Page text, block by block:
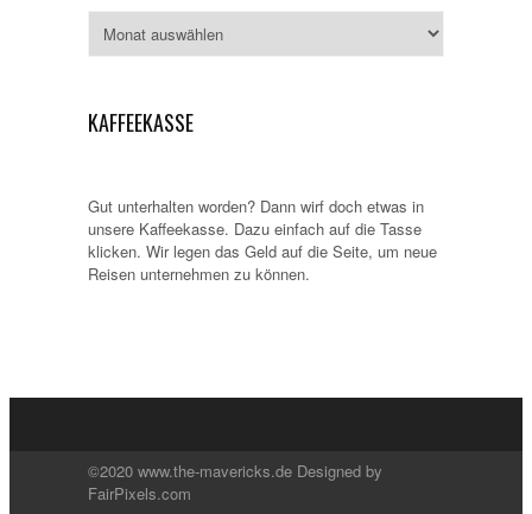
KAFFEEKASSE
Gut unterhalten worden? Dann wirf doch etwas in
unsere Kaffeekasse. Dazu einfach auf die Tasse
klicken. Wir legen das Geld auf die Seite, um neue
Reisen unternehmen zu können.
©2020 www.the-mavericks.de Designed by
FairPixels.com